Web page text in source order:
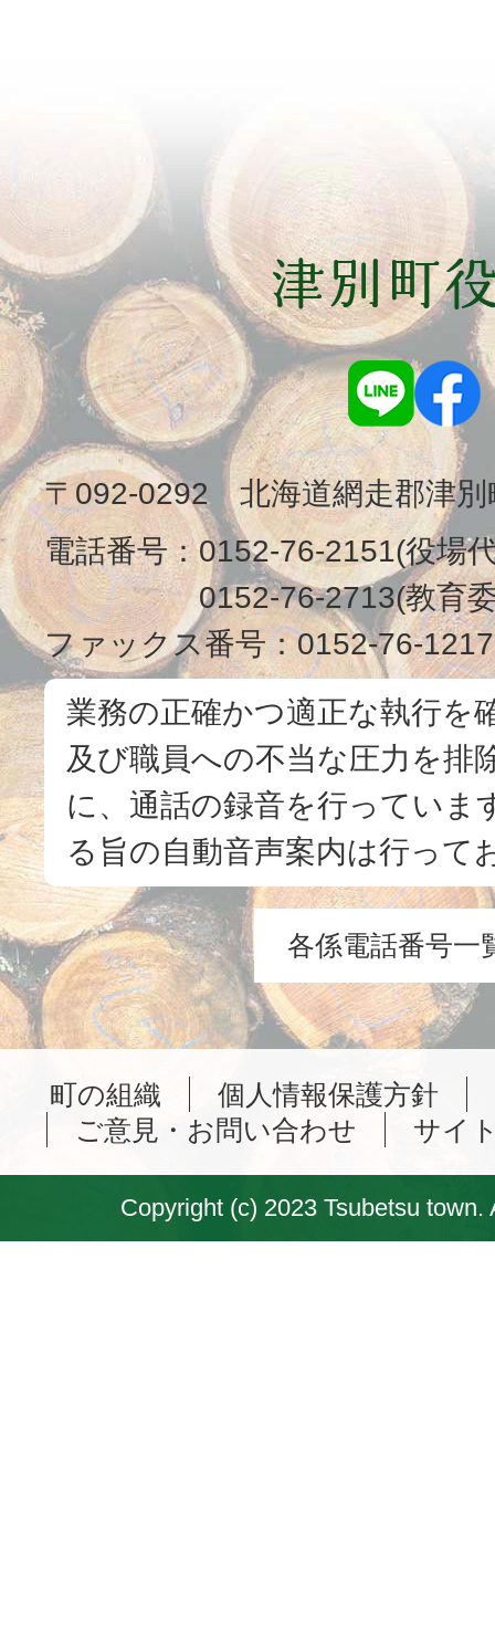
〒092-0292 北海道網走郡津別
電話番号：0152-76-2151(役場
0152-76-2713(教育
ファックス番号：0152-76-1217
業務の正確かつ適正な執行を
及び職員への不当な圧力を排
に、通話の録音を行っていま
る旨の自動音声案内は行って
各係電話番号一
町の組織 個人情報保護方針
ご意見・お問い合わせ
サイ
Copyright (c) 2023 Tsubetsu